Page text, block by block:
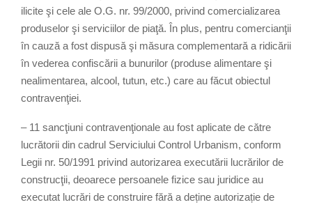
ilicite şi cele ale O.G. nr. 99/2000, privind comercializarea
produselor şi serviciilor de piaţă. În plus, pentru comercianţii
în cauză a fost dispusă şi măsura complementară a ridicării
în vederea confiscării a bunurilor (produse alimentare şi
nealimentarea, alcool, tutun, etc.) care au făcut obiectul
contravenţiei.
– 11 sancţiuni contravenţionale au fost aplicate de către
lucrătorii din cadrul Serviciului Control Urbanism, conform
Legii nr. 50/1991 privind autorizarea executării lucrărilor de
construcţii, deoarece persoanele fizice sau juridice au
executat lucrări de construire fără a deține autorizație de